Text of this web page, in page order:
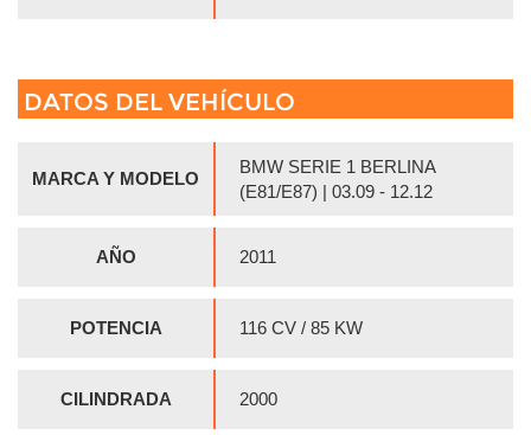
DATOS DEL VEHÍCULO
MARCA Y MODELO
BMW SERIE 1 BERLINA
(E81/E87) | 03.09 - 12.12
AÑO 2011
POTENCIA 116 CV / 85 KW
CILINDRADA 2000